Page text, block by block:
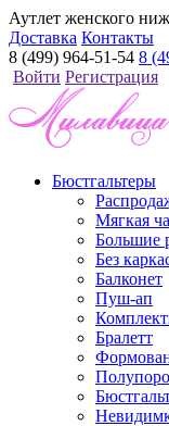
Аутлет женского
Доставка Контакты
8 (499) 964-51-54 8
Войти Регистрация
Бюстгальтеры
Мягкая
Большие
Без
Балконет
Пуш-ап
Бралетт